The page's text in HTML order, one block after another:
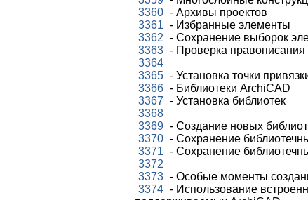
3360 - Архивы проектов
3361 - Избранные элементы
3362 - Сохранение выборок
3363 - Проверка правописания
3364
3365 - Установка точки
3366 - Библиотеки ArchiCAD
3367 - Установка библиотек
3368
3369 - Создание новых
3370 - Сохранение
3371 - Сохранение
3372
3373 - Особые моменты
3374 - Использование